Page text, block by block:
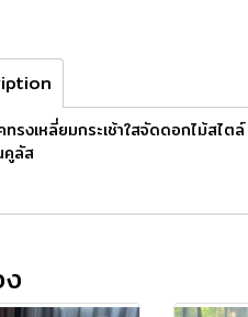
ทรงเหลี่ยมกระเช้าใสจัดดอกไม้ส
คูลัส